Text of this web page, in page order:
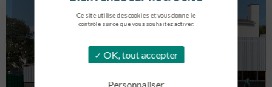
Ce site utilise des cookies et vous donne le
contrôle sur ce que vous souhaitez activer.
OK, tout accepter
Personnaliser